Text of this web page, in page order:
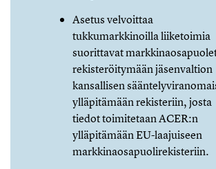
Asetus velvoittaa
tukkumarkkinoilla liiketoimia
suorittavat
rekisteröitymään jäsenvaltion
kansallisen
ylläpitämään rekisteriin, josta
tiedot toimitetaan ACER:n
ylläpitämään EU-laajuiseen
markkinaosapuolirekisteriin.